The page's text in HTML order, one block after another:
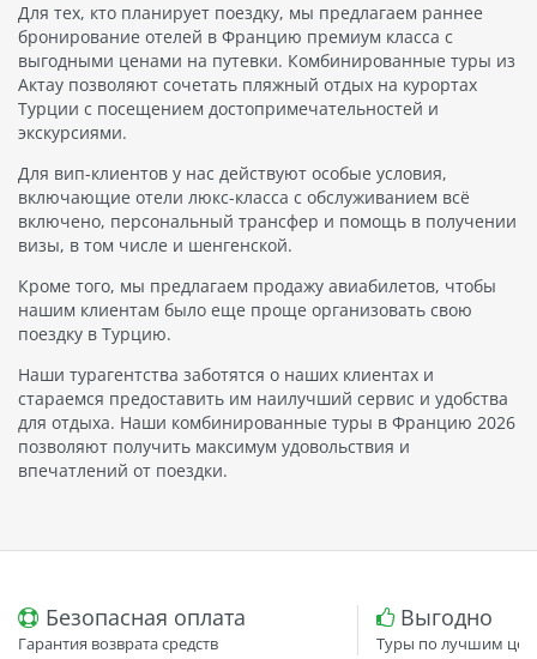
Для тех, кто планирует поездку, мы предлагаем раннее
бронирование отелей в Францию премиум класса с
выгодными ценами на путевки. Комбинированные туры из
Актау позволяют сочетать пляжный отдых на курортах
Турции с посещением достопримечательностей и
экскурсиями.
Для вип-клиентов у нас действуют особые условия,
включающие отели люкс-класса с обслуживанием всё
включено, персональный трансфер и помощь в получении
визы, в том числе и шенгенской.
Кроме того, мы предлагаем продажу авиабилетов, чтобы
нашим клиентам было еще проще организовать свою
поездку в Турцию.
Наши турагентства заботятся о наших клиентах и
стараемся предоставить им наилучший сервис и удобства
для отдыха. Наши комбинированные туры в Францию 2026
позволяют получить максимум удовольствия и
впечатлений от поездки.
Безопасная оплата
Гарантия возврата средств
Выгодно
Туры по лучшим